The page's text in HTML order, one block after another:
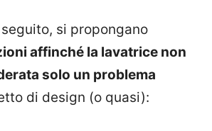
si propongano
affinché la lavatrice non
solo un problema
di design (o quasi):